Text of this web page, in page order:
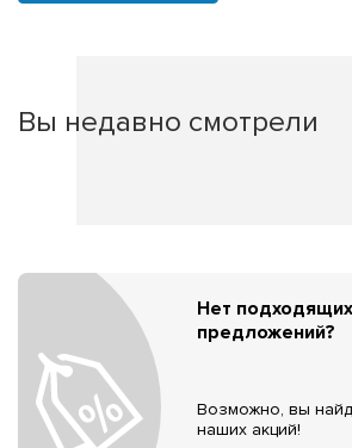
Вы недавно смотрели
Нет подходящих
предложений?
Возможно, вы
наших акций!